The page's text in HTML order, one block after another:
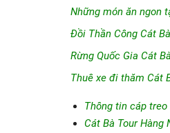
Những món ăn ngon
Đồi Thần Công Cát Bà
Rừng Quốc Gia Cát
Thuê xe đi thăm Cát
Thông tin cáp treo
Cát Bà Tour Hàng